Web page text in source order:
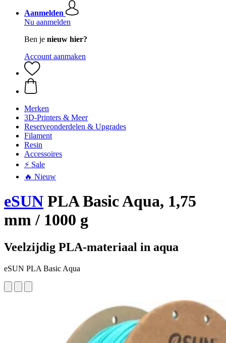
Aanmelden
Nu aanmelden
Ben je nieuw hier?
Account aanmaken
Merken
3D-Printers & Meer
Reserveonderdelen & Upgrades
Filament
Resin
Accessoires
⚡ Sale
🔥 Nieuw
eSUN PLA Basic Aqua, 1,75
mm / 1000 g
Veelzijdig PLA-materiaal in aqua
eSUN PLA Basic Aqua